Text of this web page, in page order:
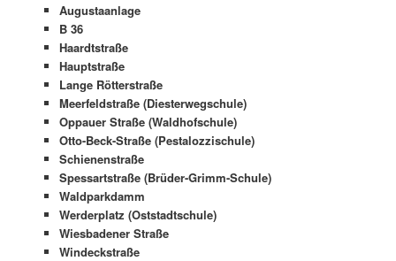
Augustaanlage
B 36
Haardtstraße
Hauptstraße
Lange Rötterstraße
Meerfeldstraße (Diesterwegschule)
Oppauer Straße (Waldhofschule)
Otto-Beck-Straße (Pestalozzischule)
Schienenstraße
Spessartstraße (Brüder-Grimm-Schule)
Waldparkdamm
Werderplatz (Oststadtschule)
Wiesbadener Straße
Windeckstraße